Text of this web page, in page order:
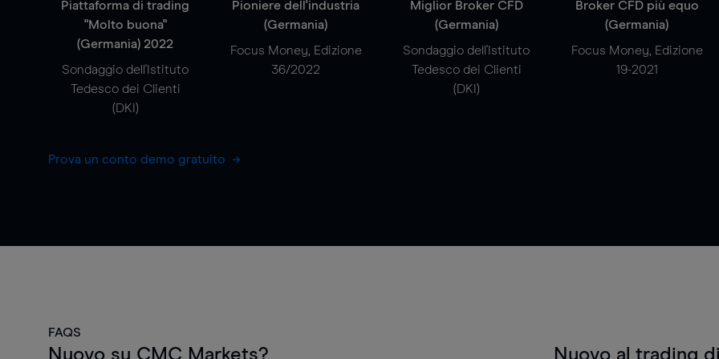
Piattaforma di trading
"Molto buona"
(Germania) 2022
Sondaggio dell'Istituto
Tedesco dei Clienti
(DKI)
Pioniere dell'industria
(Germania)
Focus Money, Edizione
36/2022
Miglior Broker CFD
(Germania)
Sondaggio dell'Istituto
Tedesco dei Clienti
(DKI)
Broker CFD più equo
(Germania)
Focus Money, Edizione
19-2021
Prova un conto demo gratuito
FAQS
Nuovo su CMC Markets? Nuovo al trading